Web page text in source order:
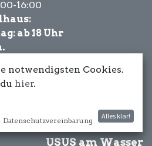
16:00
ab 18 Uhr
USUS am Wasser
notwendigsten Cookies.
hier.
Datenschutzvereinbarung
Alles klar!